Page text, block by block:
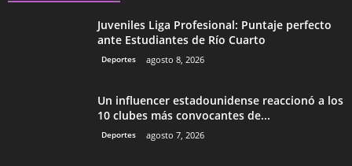
Juveniles Liga Profesional: Puntaje perfecto
ante Estudiantes de Río Cuarto
Deportes agosto 8, 2026
Un influencer estadounidense reaccionó a los
10 clubes más convocantes de...
Deportes agosto 7, 2026